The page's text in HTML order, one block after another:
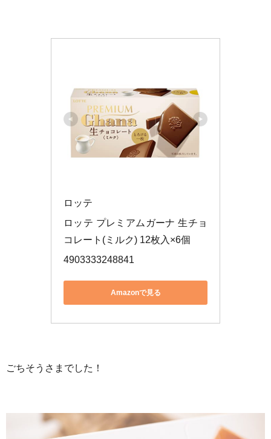
ロッテ
ロッテ プレミアムガーナ 生チョ
コレート(ミルク) 12枚入×6個
4903333248841
Amazonで見る
ごちそうさまでした！